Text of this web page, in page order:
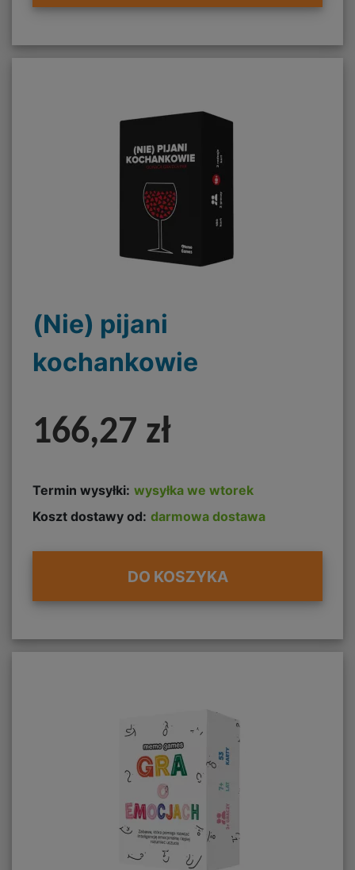
(Nie) pijani
kochankowie
166,27 zł
Termin wysyłki: wysyłka we wtorek
Koszt dostawy od: darmowa dostawa
DO KOSZYKA